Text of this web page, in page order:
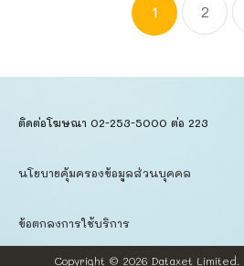
1 2
ติดต่อโฆษณา 02-253-5000​ ต่อ 223
นโยบายคุ้มครองข้อมูลส่วนบุคคล​
ข้อตกลงการใช้บริการ
Copyright © 2026 Dataxet Limited.